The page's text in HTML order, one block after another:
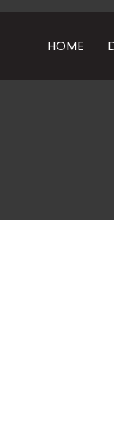
HOME